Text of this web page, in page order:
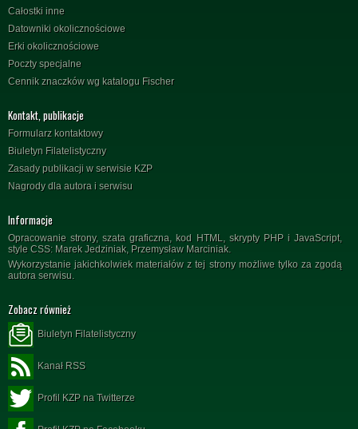
Całostki inne
Datowniki okolicznościowe
Erki okolicznościowe
Poczty specjalne
Cennik znaczków wg katalogu Fischer
Kontakt, publikacje
Formularz kontaktowy
Biuletyn Filatelistyczny
Zasady publikacji w serwisie KZP
Nagrody dla autora i serwisu
Informacje
Opracowanie strony, szata graficzna, kod HTML, skrypty PHP i JavaScript,
style CSS: Marek Jedziniak, Przemysław Marciniak.
Wykorzystanie jakichkolwiek materiałów z tej strony możliwe tylko za zgodą
autora serwisu.
Zobacz również
Biuletyn Filatelistyczny
Kanał RSS
Profil KZP na Twitterze